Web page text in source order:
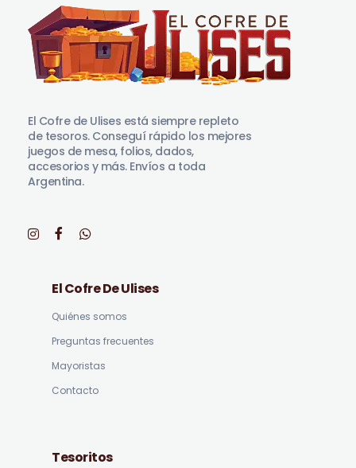
El Cofre de Ulises está siempre repleto
de tesoros. Conseguí rápido los mejores
juegos de mesa, folios, dados,
accesorios y más. Envíos a toda
Argentina.
El Cofre De Ulises
Quiénes somos
Preguntas frecuentes
Mayoristas
Contacto
Tesoritos